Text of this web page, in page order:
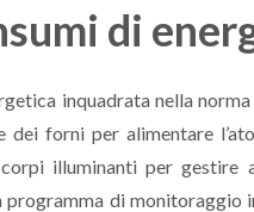
di
inquadrata nella
forni per alimentare
illuminanti per gestire
programma di monitoraggio